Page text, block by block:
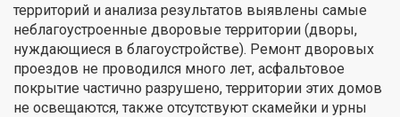
территорий и анализа результатов выявлены самые
неблагоустроенные дворовые территории (дворы,
нуждающиеся в благоустройстве). Ремонт дворовых
проездов не проводился много лет, асфальтовое
покрытие частично разрушено, территории этих домов
не освещаются, также отсутствуют скамейки и урны